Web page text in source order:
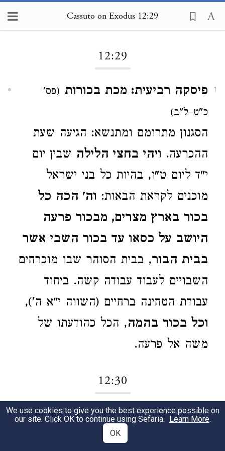
Cassuto on Exodus 12:29
12:29
1 פיסקה רביעית: מכת בכורות (פס'
כ"ט–ל"ב)
הסגנון מתרומם ומתנשא: הגיעה שעת
ההכרעה. ויהי בחצי הלילה שבין יום
י"ד ליום ט"ו, בהיות כל בני ישראל
מוכנים לקראת הבאות: וה' הכה כל
בכור בארץ מצרים, מבכור פרעה
היושב על כסאו עד בכור השבי אשר
בבית הבור, בבית הסוהר שבו מוכרחים
השבויים לעבוד עבודה קשה. ביחוד
עבודת הטחינה ברחיים (השווה י"א ה'),
וכל בכור בהמה, הכל כהודעתו של
משה אל פרעה.
12:30
1 ויקם פרעה לילה; המלך הגאה מוכרח
לקום ממיטתו בלילה, שלא כדרך
We use cookies to give you the best experience possible on
our site. Click OK to continue using Sefaria. Learn More.
OK